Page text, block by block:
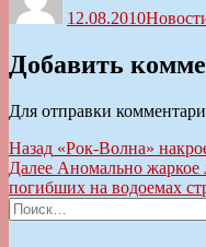
12.08.2010
Добавить
Для отправки
Навигация
по
записям
Назад Предыдущая
запись:
«Рок-Волна»
Далее Следующая
запись:
Аномально жаркое
погибших на водоемах
Искать: